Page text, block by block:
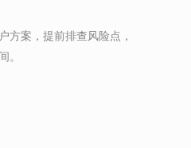
方案，提前排查风险点，
。